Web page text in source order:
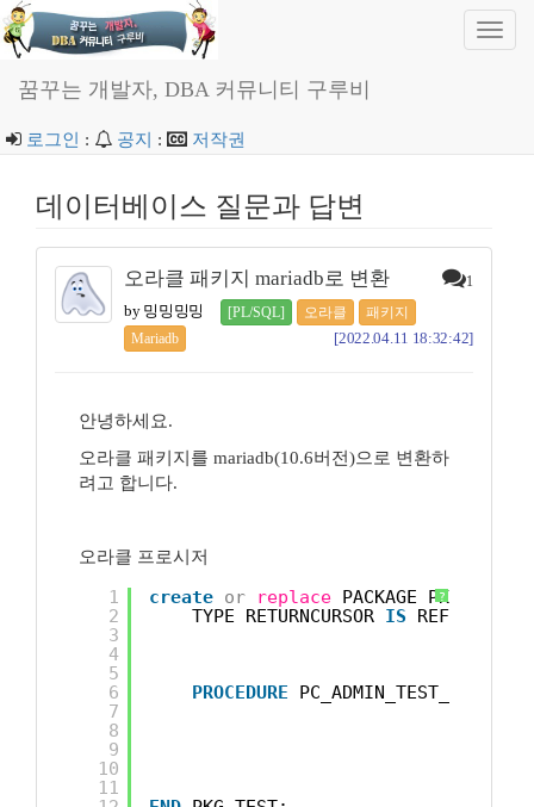
꿈꾸는 개발자, DBA 커뮤니티 구루비
로그인 : 공지 : 저작권
데이터베이스 질문과 답변
오라클 패키지 mariadb로 변환 1
by 밍밍밍밍 [PL/SQL] 오라클
패키지
Mariadb
[2022.04.11 18:32:42]
안녕하세요.
오라클 패키지를 mariadb(10.6버전)으로 변환하
려고 합니다.
오라클 프로시저
?
1
2
3
4
5
6
7
8
9
10
11
create or replace PACKAGE PKG_TEST
TYPE RETURNCURSOR IS REF
PROCEDURE